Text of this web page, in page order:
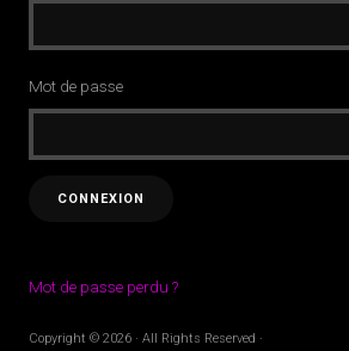
Mot de passe
Mot de passe perdu ?
Copyright © 2026 · All Rights Reserved ·